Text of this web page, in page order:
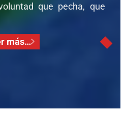
que pecha, que
más…